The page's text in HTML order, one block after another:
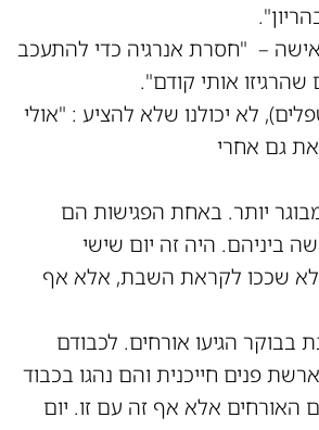
– "חסרת אנרגיה כדי להתעכב
אותי קודם".
לא יכולנו שלא להציע : "אולי
גם אחרי
מבוגר יותר. באחת הפגישות הם
ביניהם. היה זה יום שישי
שככו לקראת השבת, אלא אף
הגיעו אורחים. לכבודם
פנים חייכנית והם נהגו בכבוד
האורחים אלא אף זה עם זו. יום